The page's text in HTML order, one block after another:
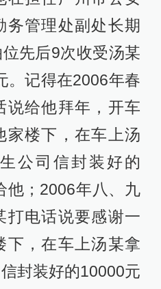
务管理处副处长期
先后9次收受汤某
。记得在2006年春
说给他拜年，开车
家楼下，在车上汤
公司信封装好的
他；2006年八、九
打电话说要感谢一
下，在车上汤某拿
封装好的10000元